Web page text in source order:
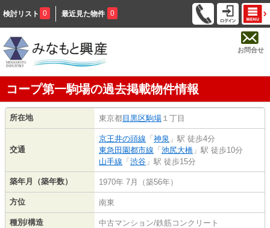
検討リスト 0 最近見た物件 0
お問合せ
コープ第一駒場の過去掲載物件情報
所在地 東京都目黒区駒場 １丁目
交通
京王井の頭線 「神泉 」駅 徒歩4分
東急田園都市線 「池尻大橋 」駅 徒歩10分
山手線 「渋谷 」駅 徒歩15分
築年月（築年数） 1970年 7月（築56年）
方位 南東
種別/構造 中古マンション/鉄筋コンクリート